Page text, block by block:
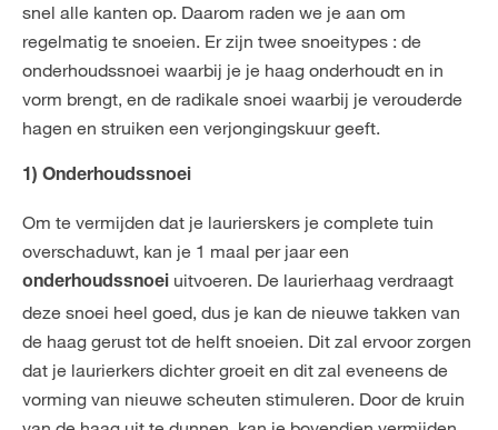
snel alle kanten op. Daarom raden we je aan om
regelmatig te snoeien. Er zijn twee snoeitypes : de
onderhoudssnoei waarbij je je haag onderhoudt en in
vorm brengt, en de radikale snoei waarbij je verouderde
hagen en struiken een verjongingskuur geeft.
1) Onderhoudssnoei
Om te vermijden dat je laurierskers je complete tuin
overschaduwt, kan je 1 maal per jaar een
onderhoudssnoei uitvoeren. De laurierhaag verdraagt
deze snoei heel goed, dus je kan de nieuwe takken van
de haag gerust tot de helft snoeien. Dit zal ervoor zorgen
dat je laurierkers dichter groeit en dit zal eveneens de
vorming van nieuwe scheuten stimuleren. Door de kruin